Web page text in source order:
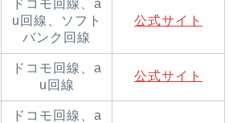
ドコモ回線、a
u回線、ソフト
バンク回線
公式サイト
ドコモ回線、a
u回線
公式サイト
ドコモ回線、a